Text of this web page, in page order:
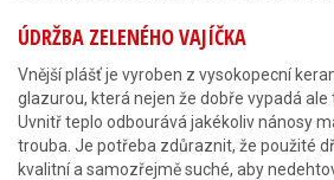
ÚDRŽBA ZELENÉHO VAJÍČKA
Vnější plášť je vyroben z vysokopecní
glazurou, která nejen že dobře vypadá ale
Uvnitř teplo odbourává jakékoliv nánosy
trouba. Je potřeba zdůraznit, že použité
kvalitní a samozřejmě suché, aby